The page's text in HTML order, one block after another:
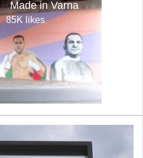
Made in Varna
85K likes